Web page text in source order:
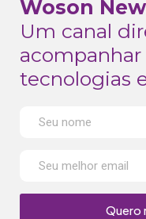
Woson
Um canal
tecnologias
Quero